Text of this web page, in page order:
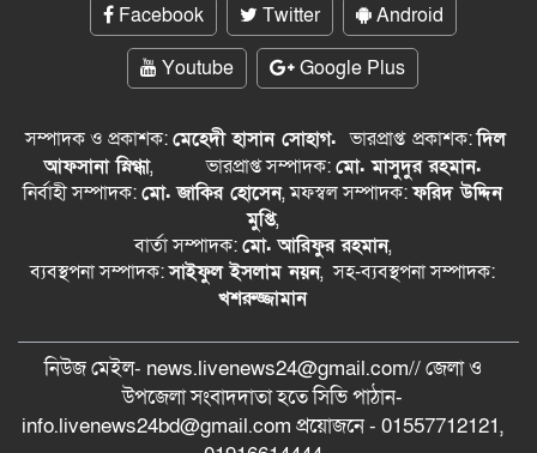
Facebook Twitter
Android
Youtube
Google Plus
সম্পাদক ও প্রকাশক:মেহেদী হাসান সোহাগ.ভারপ্রাপ্ত প্রকাশক:দিল
আফসানা স্নিগ্ধা, ভারপ্রাপ্ত সম্পাদক:মো. মাসুদুর রহমান.
নির্বাহী সম্পাদক:মো. জাকির হোসেন, মফস্বল সম্পাদক:ফরিদ উদ্দিন
মুপ্তি,
বার্তা সম্পাদক:মো. আরিফুর রহমান,
ব্যবস্থপনা সম্পাদক:সাইফুল ইসলাম নয়ন, সহ-ব্যবস্থপনা সম্পাদক:
খশরুজ্জামান
নিউজ মেইল- news.livenews24@gmail.com// জেলা ও
‍উপজেলা সংবাদদাতা হতে সিভি পাঠান-
info.livenews24bd@gmail.com প্রয়োজনে - 01557712121,